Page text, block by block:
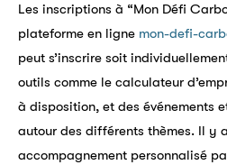
Les inscriptions à “Mon Défi
plateforme en ligne mon-defi-
peut s’inscrire soit
outils comme le calculateur
à disposition, et des événements
autour des différents thèmes. Il y
accompagnement personnalisé